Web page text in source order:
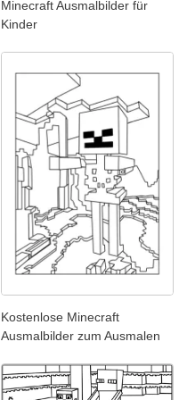
Minecraft Ausmalbilder für
Kinder
Kostenlose Minecraft
Ausmalbilder zum Ausmalen